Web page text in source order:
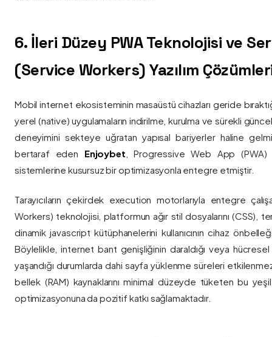
6. İleri Düzey PWA Teknolojisi ve
(Service Workers) Yazılım
Mobil internet ekosisteminin masaüstü cihazları geride
yerel (native) uygulamaların indirilme, kurulma ve sürekli
deneyimini sekteye uğratan yapısal bariyerler haline
bertaraf eden Enjoybet , Progressive Web App (PWA)
sistemlerine kusursuz bir optimizasyonla entegre etmiştir.
Tarayıcıların çekirdek execution motorlarıyla entegre
Workers) teknolojisi, platformun ağır stil dosyalarını (CSS),
dinamik javascript kütüphanelerini kullanıcının cihaz
Böylelikle, internet bant genişliğinin daraldığı veya
yaşandığı durumlarda dahi sayfa yüklenme süreleri
bellek (RAM) kaynaklarını minimal düzeyde tüketen bu yeşil
optimizasyonuna da pozitif katkı sağlamaktadır.